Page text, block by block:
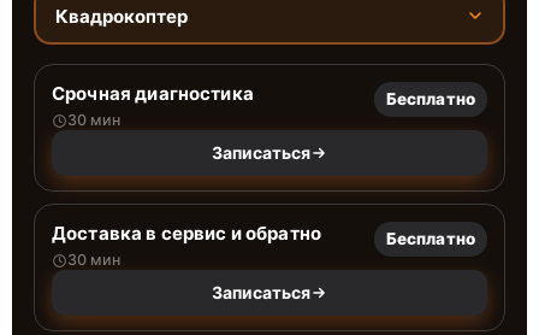
Квадрокоптер
Срочная диагностика
30 мин
Бесплатно
Записаться
Доставка в сервис и обратно
30 мин
Бесплатно
Записаться